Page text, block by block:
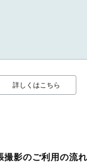
詳しくはこちら
撮影のご利用の流れ